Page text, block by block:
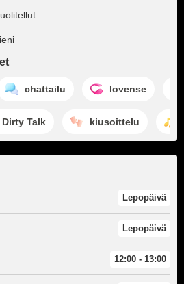
chattailu lovense
Dirty Talk kiusoittelu
Lepopäivä
Lepopäivä
12:00 - 13:00